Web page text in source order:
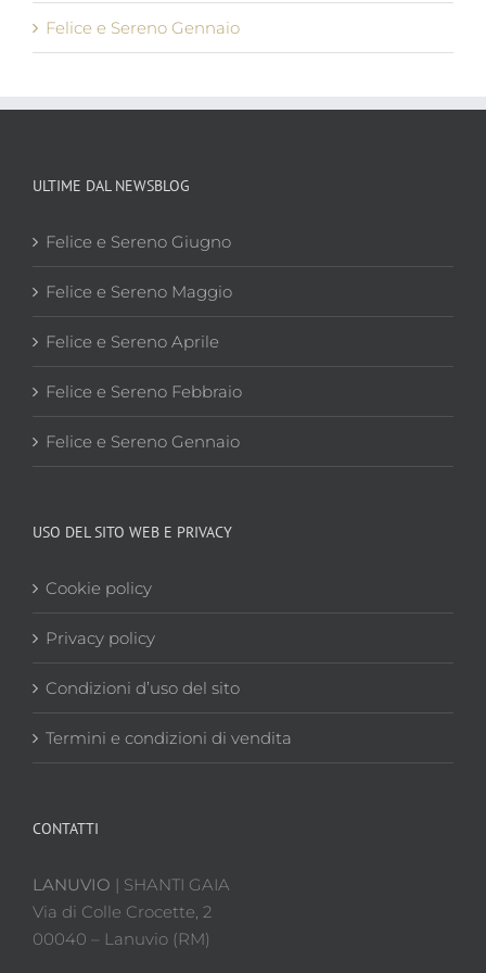
Felice e Sereno Gennaio
ULTIME DAL NEWSBLOG
Felice e Sereno Giugno
Felice e Sereno Maggio
Felice e Sereno Aprile
Felice e Sereno Febbraio
Felice e Sereno Gennaio
USO DEL SITO WEB E PRIVACY
Cookie policy
Privacy policy
Condizioni d’uso del sito
Termini e condizioni di vendita
CONTATTI
LANUVIO | SHANTI GAIA
Via di Colle Crocette, 2
00040 – Lanuvio (RM)